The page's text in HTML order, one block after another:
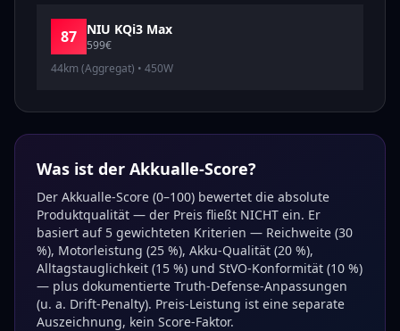
87 NIU KQi3 Max
599€
44km (Aggregat) • 450W
Was ist der Akkualle-Score?
Der Akkualle-Score (0–100) bewertet die absolute
Produktqualität — der Preis fließt NICHT ein. Er
basiert auf 5 gewichteten Kriterien — Reichweite (30
%), Motorleistung (25 %), Akku-Qualität (20 %),
Alltagstauglichkeit (15 %) und StVO-Konformität (10 %)
— plus dokumentierte Truth-Defense-Anpassungen
(u. a. Drift-Penalty). Preis-Leistung ist eine separate
Auszeichnung, kein Score-Faktor.